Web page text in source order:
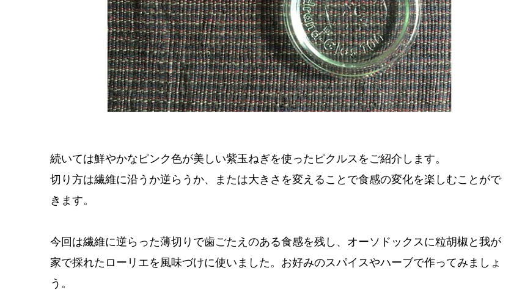
続いては鮮やかなピンク色が美しい紫玉ねぎを使ったピクルスをご紹介します。
切り方は繊維に沿うか逆らうか、または大きさを変えることで食感の変化を楽しむことがで
きます。
今回は繊維に逆らった薄切りで歯ごたえのある食感を残し、オーソドックスに粒胡椒と我が
家で採れたローリエを風味づけに使いました。お好みのスパイスやハーブで作ってみましょ
う。